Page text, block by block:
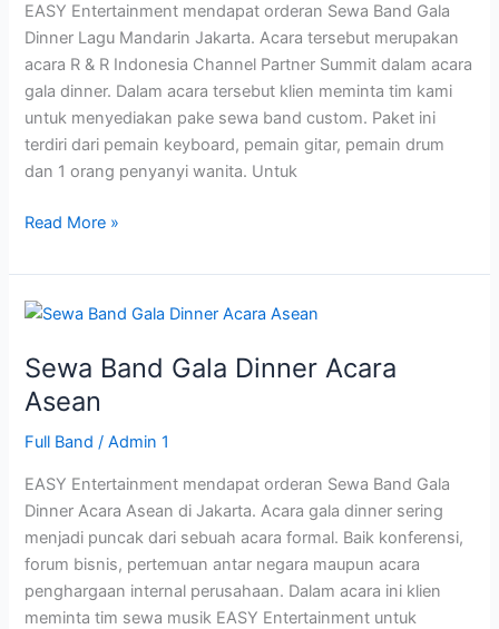
EASY Entertainment mendapat orderan Sewa Band Gala
Dinner Lagu Mandarin Jakarta. Acara tersebut merupakan
acara R & R Indonesia Channel Partner Summit dalam acara
gala dinner. Dalam acara tersebut klien meminta tim kami
untuk menyediakan pake sewa band custom. Paket ini
terdiri dari pemain keyboard, pemain gitar, pemain drum
dan 1 orang penyanyi wanita. Untuk
Read More »
Sewa Band Gala Dinner Acara
Asean
Full Band /Admin 1
EASY Entertainment mendapat orderan Sewa Band Gala
Dinner Acara Asean di Jakarta. Acara gala dinner sering
menjadi puncak dari sebuah acara formal. Baik konferensi,
forum bisnis, pertemuan antar negara maupun acara
penghargaan internal perusahaan. Dalam acara ini klien
meminta tim sewa musik EASY Entertainment untuk
Sewa
Gala
Dinner
Acara
Asean